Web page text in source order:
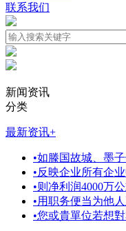
联系我们
新闻资讯
分类
最新资讯+
•如滕国故城、墨
•反映企业所有企
•则净利润4000万
•用职务便当为他
•您或貴單位若想